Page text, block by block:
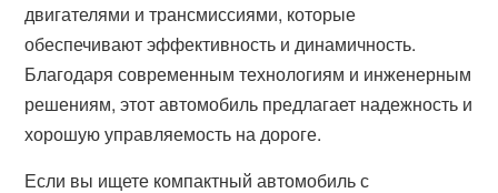
двигателями и трансмиссиями, которые
обеспечивают эффективность и динамичность.
Благодаря современным технологиям и инженерным
решениям, этот автомобиль предлагает надежность и
хорошую управляемость на дороге.
Если вы ищете компактный автомобиль с